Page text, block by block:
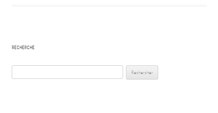
RECHERCHE